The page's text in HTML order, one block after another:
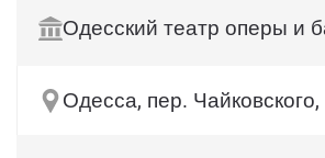
Одесский театр оперы и
Одесса, пер. Чайковского,